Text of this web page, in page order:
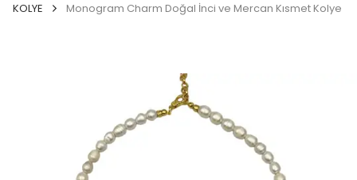
KOLYE Monogram Charm Doğal İnci ve Mercan Kısmet Kolye